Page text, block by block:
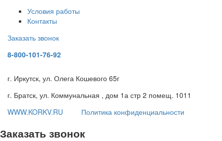
Условия работы
Контакты
Заказать звонок
8-800-101-76-92
г. Иркутск, ул. Олега Кошевого 65г
г. Братск, ул. Коммунальная , дом 1а стр 2 помещ. 1011
WWW.KORKV.RU
Политика конфиденциальности
Заказать звонок